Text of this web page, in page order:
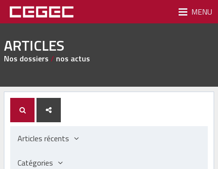
MENU
ARTICLES
Nos dossiers / nos actus
Articles récents
Catégories